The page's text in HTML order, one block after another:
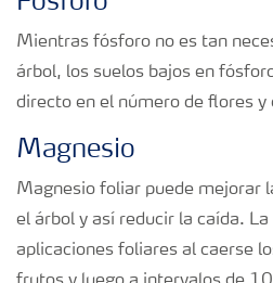
Mientras fósforo no es tan
árbol, los suelos bajos en
directo en el número de flores y
Magnesio
Magnesio foliar puede mejorar
el árbol y así reducir la caída.
aplicaciones foliares al caerse